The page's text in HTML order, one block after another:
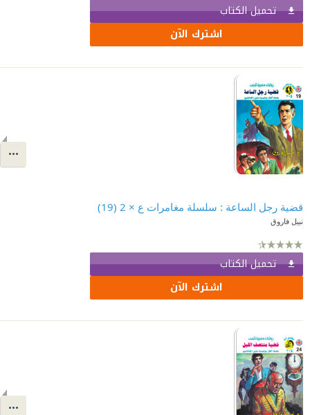
تحميل الكتاب
اشترك الآن
قضية رجل الساعة : سلسلة مغامرات ع × 2 (19)
نبيل فاروق
تحميل الكتاب
اشترك الآن